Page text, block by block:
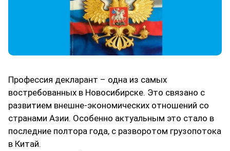
Профессия декларант – одна из самых
востребованных в Новосибирске. Это связано с
развитием внешне-экономических отношений со
странами Азии. Особенно актуальным это стало в
последние полтора года, с разворотом грузопотока
в Китай.